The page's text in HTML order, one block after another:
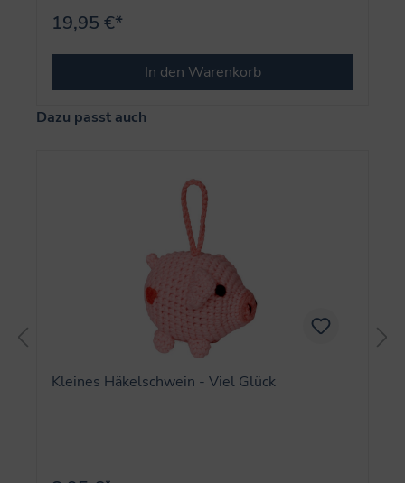
19,95 €*
In den Warenkorb
Produktgalerie überspringen
Dazu passt auch
Kleines Häkelschwein - Viel Glück